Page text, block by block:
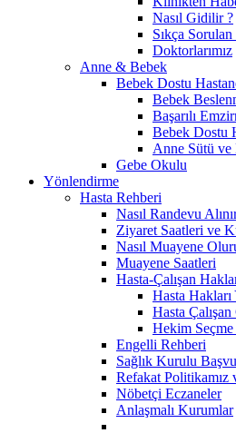
Nasıl Gidilir ?
Sıkça
Doktorlarımız
Anne & Bebek
Bebek Dostu
Bebek
Başarılı
Bebek Dostu
Anne Sütü ve
Gebe Okulu
Yönlendirme
Hasta Rehberi
Nasıl Randevu
Ziyaret Saatleri ve
Nasıl Muayene
Muayene Saatleri
Hasta-Çalışan
Hasta
Hasta
Hekim Seçme
Engelli Rehberi
Sağlık Kurulu
Refakat Politikamız
Nöbetçi Eczaneler
Anlaşmalı Kurumlar